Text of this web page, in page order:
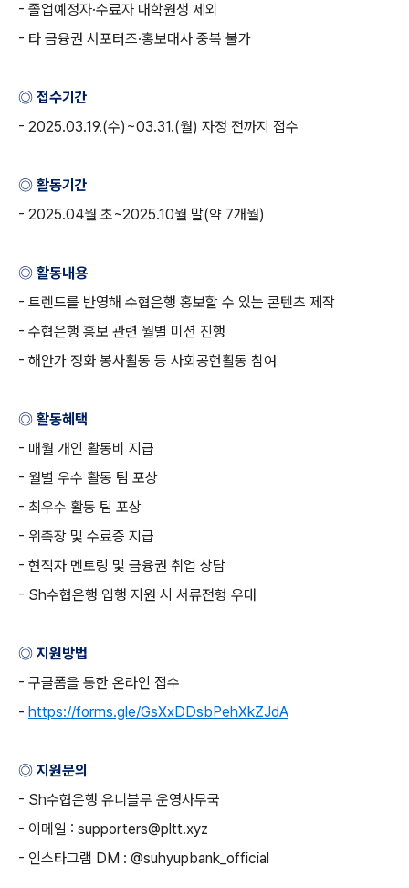
- 졸업예정자·수료자 대학원생 제외
- 타 금융권 서포터즈·홍보대사 중복 불가
◎ 접수기간
- 2025.03.19.(수)~03.31.(월) 자정 전까지 접수
◎ 활동기간
- 2025.04월 초~2025.10월 말(약 7개월)
◎ 활동내용
- 트렌드를 반영해 수협은행 홍보할 수 있는 콘텐츠 제작
- 수협은행 홍보 관련 월별 미션 진행
- 해안가 정화 봉사활동 등 사회공헌활동 참여
◎ 활동혜택
- 매월 개인 활동비 지급
- 월별 우수 활동 팀 포상
- 최우수 활동 팀 포상
- 위촉장 및 수료증 지급
- 현직자 멘토링 및 금융권 취업 상담
- Sh수협은행 입행 지원 시 서류전형 우대
◎ 지원방법
- 구글폼을 통한 온라인 접수
- https://forms.gle/GsXxDDsbPehXkZJdA
◎ 지원문의
- Sh수협은행 유니블루 운영사무국
- 이메일 : supporters@pltt.xyz
- 인스타그램 DM : @suhyupbank_official